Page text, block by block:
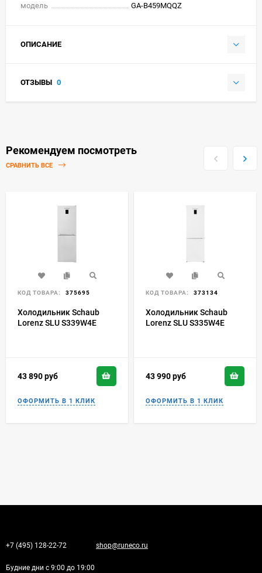
модель
GA-B459MQQZ
ОПИСАНИЕ
ОТЗЫВЫ 0
Рекомендуем посмотреть
СРАВНИТЬ ВСЕ
КОД ТОВАРА: 375695
Холодильник Schaub
Lorenz SLU S339W4E
43 890руб
КОД ТОВАРА: 373134
Холодильник Schaub
Lorenz SLU S335W4E
43 990руб
+7 (495) 128-22-72 shop@runeco.ru
Будние дни с 9:00 до 19:00